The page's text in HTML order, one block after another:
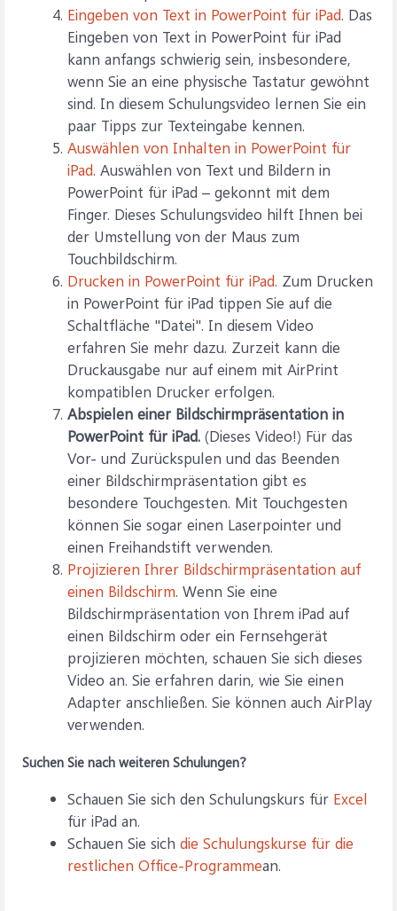
Eingeben von Text in PowerPoint für iPad. Das
Eingeben von Text in PowerPoint für iPad
kann anfangs schwierig sein, insbesondere,
wenn Sie an eine physische Tastatur gewöhnt
sind. In diesem Schulungsvideo lernen Sie ein
paar Tipps zur Texteingabe kennen.
Auswählen von Inhalten in PowerPoint für
iPad. Auswählen von Text und Bildern in
PowerPoint für iPad – gekonnt mit dem
Finger. Dieses Schulungsvideo hilft Ihnen bei
der Umstellung von der Maus zum
Touchbildschirm.
Drucken in PowerPoint für iPad. Zum Drucken
in PowerPoint für iPad tippen Sie auf die
Schaltfläche "Datei". In diesem Video
erfahren Sie mehr dazu. Zurzeit kann die
Druckausgabe nur auf einem mit AirPrint
kompatiblen Drucker erfolgen.
Abspielen einer Bildschirmpräsentation in
PowerPoint für iPad. (Dieses Video!) Für das
Vor- und Zurückspulen und das Beenden
einer Bildschirmpräsentation gibt es
besondere Touchgesten. Mit Touchgesten
können Sie sogar einen Laserpointer und
einen Freihandstift verwenden.
Projizieren Ihrer Bildschirmpräsentation auf
einen Bildschirm. Wenn Sie eine
Bildschirmpräsentation von Ihrem iPad auf
einen Bildschirm oder ein Fernsehgerät
projizieren möchten, schauen Sie sich dieses
Video an. Sie erfahren darin, wie Sie einen
Adapter anschließen. Sie können auch AirPlay
verwenden.
Suchen Sie nach weiteren Schulungen?
Schauen Sie sich den Schulungskurs für Excel
für iPad an.
Schauen Sie sich die Schulungskurse für die
restlichen Office-Programmean.